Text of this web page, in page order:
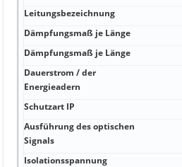
Leitungsbezeichnung
Dämpfungsmaß je Länge
Dämpfungsmaß je Länge
Dauerstrom / der
Energieadern
Schutzart IP
Ausführung des optischen
Signals
Isolationsspannung